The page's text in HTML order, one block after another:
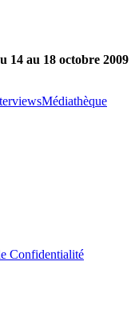
au 18 octobre 2009
Médiathèque
Confidentialité